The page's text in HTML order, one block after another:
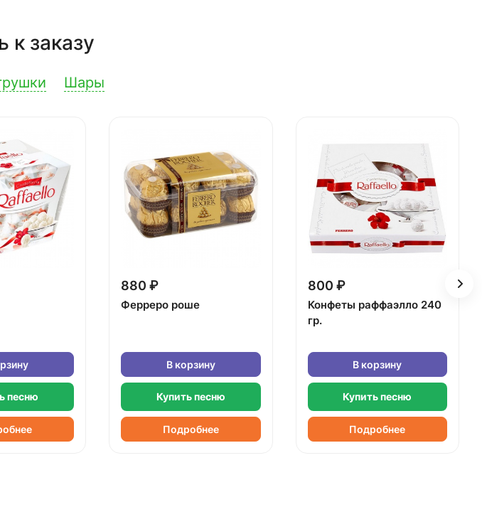
к заказу
Шары
песню
880 ₽
Ферреро роше
В корзину
Купить песню
Подробнее
800 ₽
Конфеты раффаэлло 240
гр.
В корзину
Купить песню
Подробнее